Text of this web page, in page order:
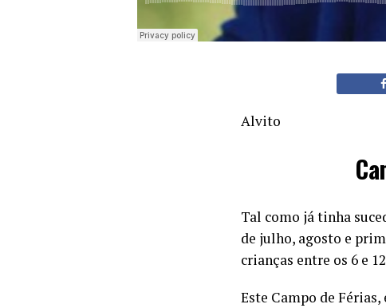
Alvito
Tal como já tinha
de julho, agosto e
crianças entre os 6 e
Este Campo de